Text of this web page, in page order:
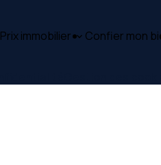
Prix immobilier Confier mon